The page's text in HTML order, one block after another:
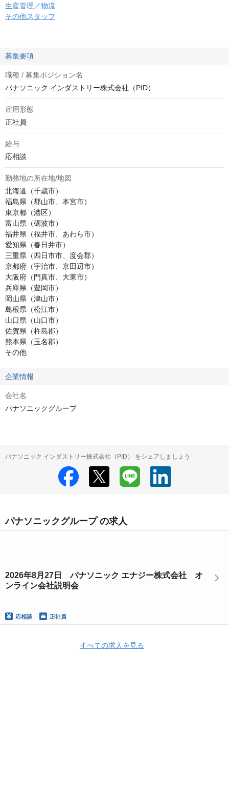
生産管理／物流
その他スタッフ
募集要項
職種 / 募集ポジション名
パナソニック インダストリー株式会社（PID）
雇用形態
正社員
給与
応相談
勤務地の所在地/地図
北海道（千歳市）
福島県（郡山市、本宮市）
東京都（港区）
富山県（砺波市）
福井県（福井市、あわら市）
愛知県（春日井市）
三重県（四日市市、度会郡）
京都府（宇治市、京田辺市）
大阪府（門真市、大東市）
兵庫県（豊岡市）
岡山県（津山市）
島根県（松江市）
山口県（山口市）
佐賀県（杵島郡）
熊本県（玉名郡）
その他
企業情報
会社名
パナソニックグループ
パナソニック インダストリー株式会社（PID） をシェアしましょう
パナソニックグループ の求人
2026年8月27日 パナソニック エナジー株式会社 オ
ンライン会社説明会
応相談 正社員
すべての求人を見る